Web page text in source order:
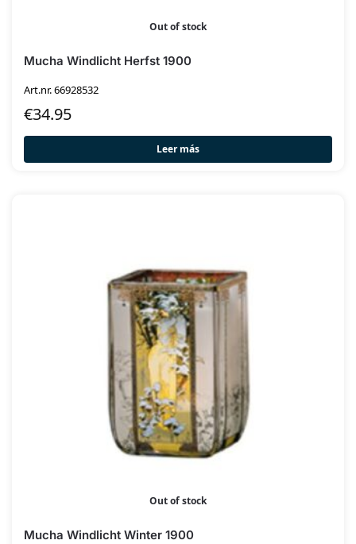
Out of stock
Mucha Windlicht Herfst 1900
Art.nr. 66928532
€34.95
Leer más
Out of stock
Mucha Windlicht Winter 1900